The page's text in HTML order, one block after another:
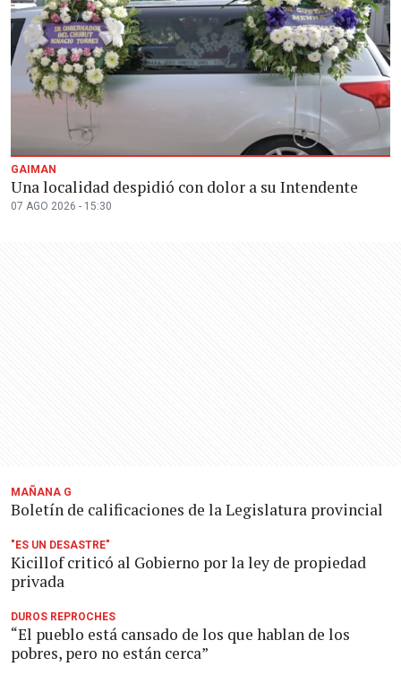
GAIMAN
Una localidad despidió con dolor a su Intendente
07 AGO 2026 - 15:30
MAÑANA G
Boletín de calificaciones de la Legislatura provincial
"ES UN DESASTRE"
Kicillof criticó al Gobierno por la ley de propiedad
privada
DUROS REPROCHES
“El pueblo está cansado de los que hablan de los
pobres, pero no están cerca”